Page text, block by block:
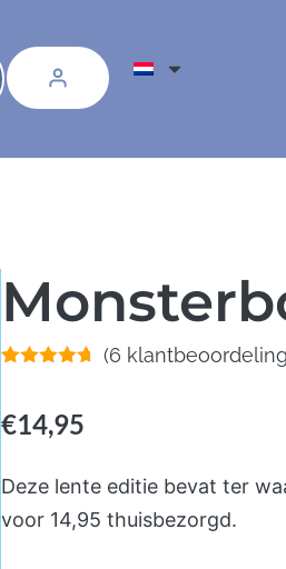
gebaseerd
opklant
(6
€14,95
Deze lente editie bevat ter
voor 14,95 thuisbezorgd.